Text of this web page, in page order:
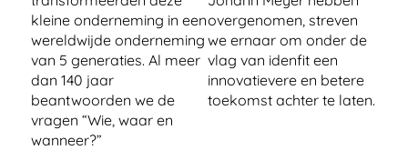
kleine onderneming in een
wereldwijde onderneming
van 5 generaties. Al meer
dan 140 jaar
beantwoorden we de
vragen “Wie, waar en
wanneer?”
overgenomen, streven
we ernaar om onder de
vlag van idenfit een
innovatievere en betere
toekomst achter te laten.